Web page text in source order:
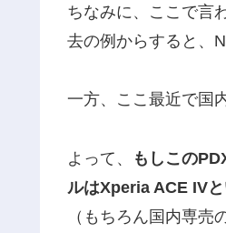
ちなみに、ここで言
去の例からすると、
一方、ここ最近で国
よって、
もしこの
ルはXperia ACE IV
（もちろん国内専売